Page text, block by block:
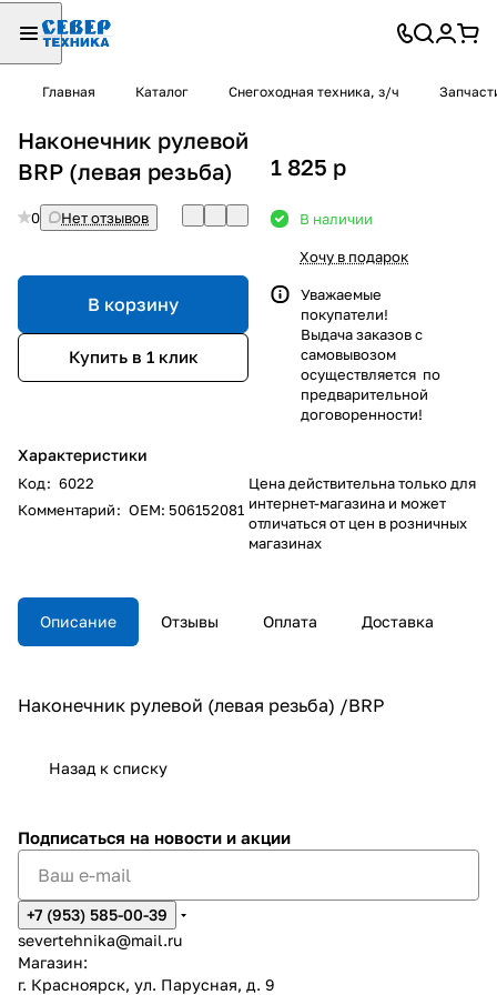
Главная Каталог Снегоходная техника, з/ч
Наконечник рулевой
BRP (левая резьба)
0 Нет отзывов
В корзину
Купить в 1 клик
Характеристики
Код: 6022
Комментарий: OEM: 506152081
1 825 p
В наличии
Хочу в подарок
Уважаемые
покупатели!
Выдача заказов с
самовывозом
осуществляется по
предварительной
договоренности!
Цена действительна только для
интернет-магазина и может
отличаться от цен в розничных
магазинах
Описание Отзывы Оплата Доставка
Наконечник рулевой (левая резьба) /BRP
Назад к списку
Подписаться на новости и акции
+7 (953) 585-00-39
severtehnika@mail.ru
Магазин:
г. Красноярск, ул. Парусная, д. 9